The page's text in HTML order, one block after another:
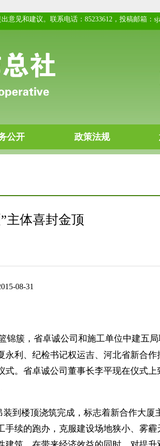
主体喜封金顶
08-31
锦簇，省卓诚公司和施工单位中建五
利、纪检书记权运吉、河北省新合
。省卓诚公司董事长李平现在仪式
楼顶浇筑完成，标志着新合作大厦
续的跑办，克服建设场地狭小、雾